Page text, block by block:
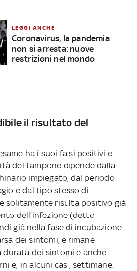
LEGGI ANCHE
Coronavirus, la pandemia
non si arresta: nuove
restrizioni nel mondo
il risultato del
ha i suoi falsi positivi e
del tampone dipende dalla
impiegato, dal periodo
e dal tipo stesso di
solitamente risulta positivo già
dell’infezione (detto
già nella fase di incubazione
dei sintomi, e rimane
dei sintomi e anche
e, in alcuni casi, settimane.